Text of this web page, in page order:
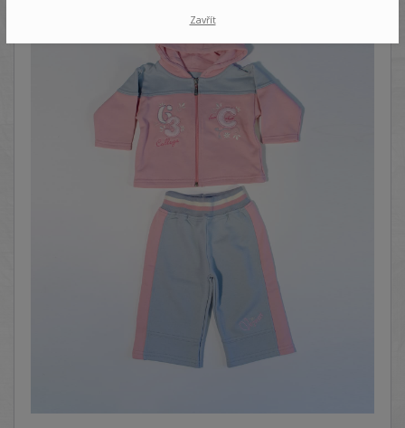
Zavřít